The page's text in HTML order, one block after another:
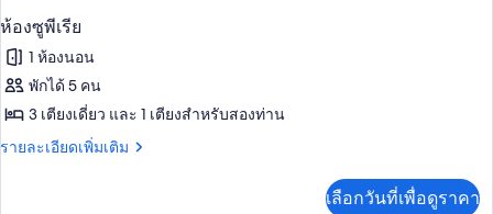
ห้องซูพีเรีย
1 ห้องนอน
พักได้ 5 คน
3 เตียงเดี่ยว และ 1 เตียงสำหรับสองท่าน
รายละเอียดเพิ่มเติม
ราย
เลือกวันที่เพื่อดูราคา